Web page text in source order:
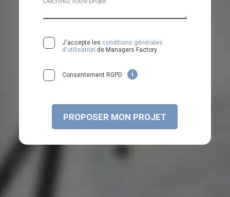
J'accepte les conditions générales
d'utilisation de Managers Factory.
Consentement RGPD i